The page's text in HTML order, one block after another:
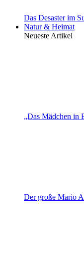
Das Desaster im
Natur & Heimat
Neueste Artikel
„Das Mädchen in
Der große Mario